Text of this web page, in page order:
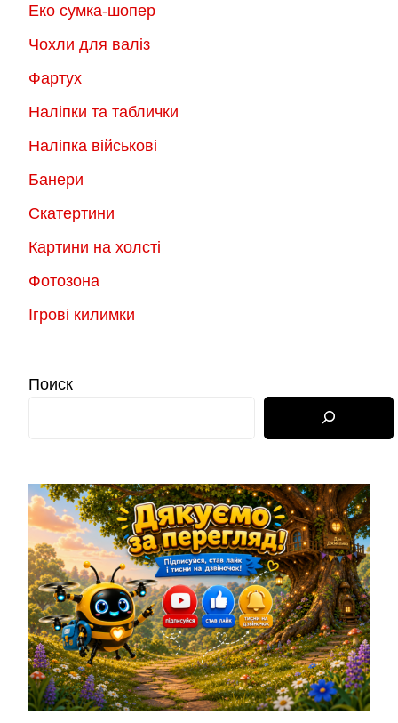
Еко сумка-шопер
Чохли для валіз
Фартух
Наліпки та таблички
Наліпка військові
Банери
Скатертини
Картини на холсті
Фотозона
Ігрові килимки
Поиск